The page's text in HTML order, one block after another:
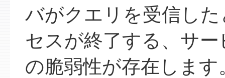
バがクエリを受信した
セスが終了する、サー
の脆弱性が存在します